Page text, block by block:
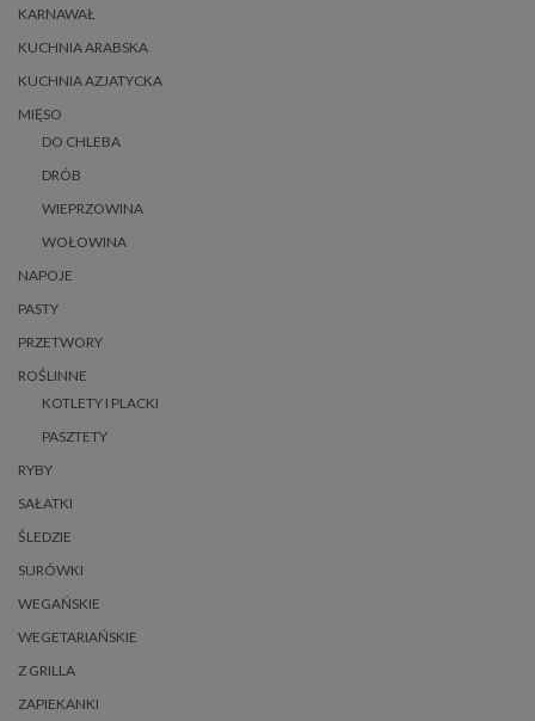
KARNAWAŁ
KUCHNIA ARABSKA
KUCHNIA AZJATYCKA
MIĘSO
DO CHLEBA
DRÓB
WIEPRZOWINA
WOŁOWINA
NAPOJE
PASTY
PRZETWORY
ROŚLINNE
KOTLETY I PLACKI
PASZTETY
RYBY
SAŁATKI
ŚLEDZIE
SURÓWKI
WEGAŃSKIE
WEGETARIAŃSKIE
Z GRILLA
ZAPIEKANKI